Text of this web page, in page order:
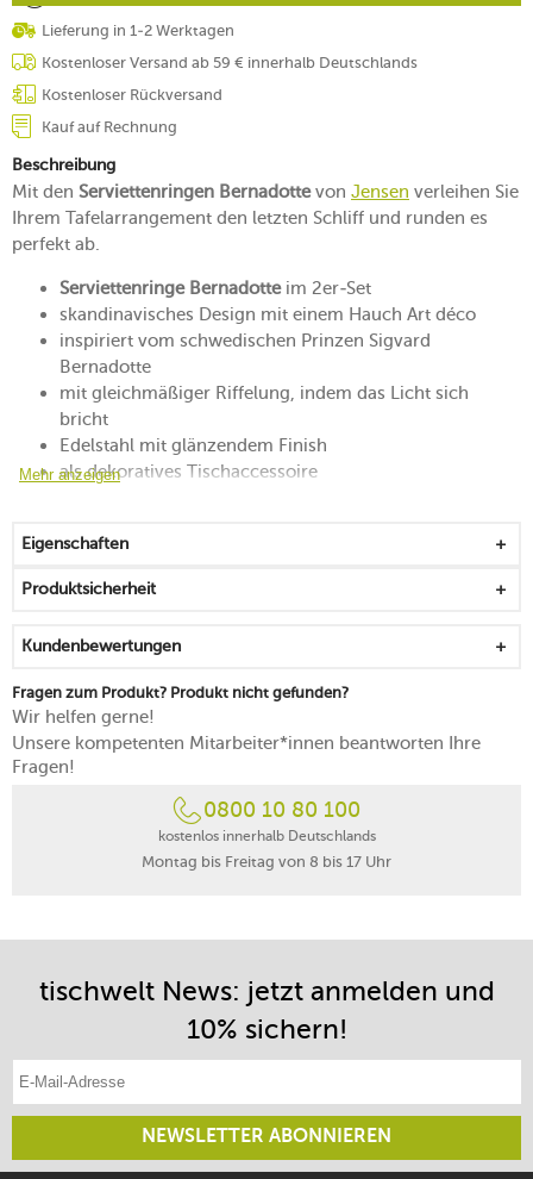
Lieferung in 1-2 Werktagen
Kostenloser Versand ab 59 € innerhalb Deutschlands
Kostenloser Rückversand
Kauf auf Rechnung
Beschreibung
Mit den Serviettenringen Bernadottevon Jensen verleihen Sie
Ihrem Tafelarrangement den letzten Schliff und runden es
perfekt ab.
Serviettenringe Bernadotteim 2er-Set
skandinavisches Design mit einem Hauch Art déco
inspiriert vom schwedischen Prinzen Sigvard
Bernadotte
mit gleichmäßiger Riffelung, indem das Licht sich
bricht
Edelstahl mit glänzendem Finish
als dekoratives Tischaccessoire
Mehr anzeigen
Eigenschaften
Produktsicherheit
Kundenbewertungen
Fragen zum Produkt? Produkt nicht gefunden?
Wir helfen gerne!
Unsere kompetenten Mitarbeiter*innen beantworten Ihre
Fragen!
0800 10 80 100
kostenlos innerhalb Deutschlands
Montag bis Freitag von 8 bis 17 Uhr
tischwelt News: jetzt anmelden und
10% sichern!
NEWSLETTER ABONNIEREN